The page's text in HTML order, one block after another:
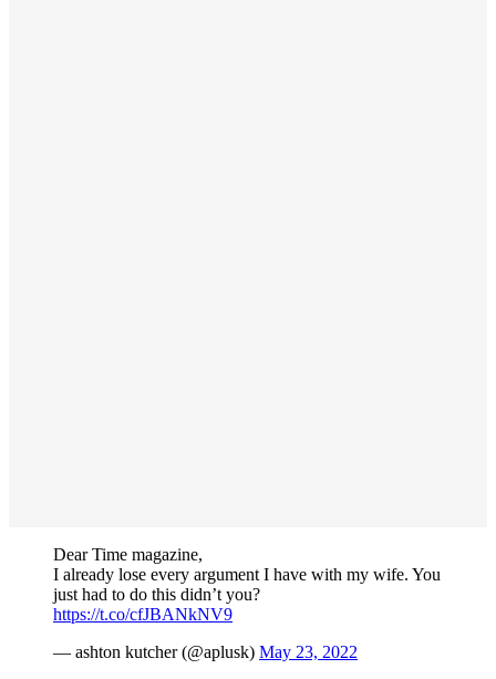
Dear Time magazine,
I already lose every argument I have with my wife. You
just had to do this didn’t you?
https://t.co/cfJBANkNV9
— ashton kutcher (@aplusk) May 23, 2022